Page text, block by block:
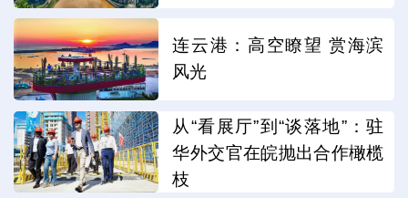
连云港：高空瞭望 赏海滨
风光
从“看展厅”到“谈落地”：驻
华外交官在皖抛出合作橄榄
枝